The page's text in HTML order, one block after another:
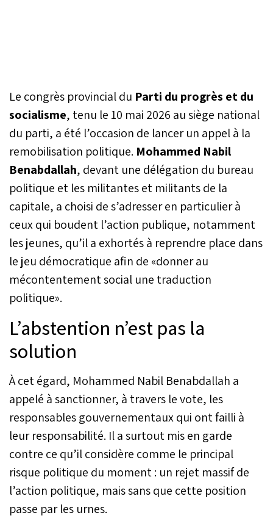
Le congrès provincial du Parti du progrès et du
socialisme, tenu le 10 mai 2026 au siège national
du parti, a été l’occasion de lancer un appel à la
remobilisation politique. Mohammed Nabil
Benabdallah, devant une délégation du bureau
politique et les militantes et militants de la
capitale, a choisi de s’adresser en particulier à
ceux qui boudent l’action publique, notamment
les jeunes, qu’il a exhortés à reprendre place dans
le jeu démocratique afin de «donner au
mécontentement social une traduction
politique».
L’abstention n’est pas la
solution
À cet égard, Mohammed Nabil Benabdallah a
appelé à sanctionner, à travers le vote, les
responsables gouvernementaux qui ont failli à
leur responsabilité. Il a surtout mis en garde
contre ce qu’il considère comme le principal
risque politique du moment : un rejet massif de
l’action politique, mais sans que cette position
passe par les urnes.